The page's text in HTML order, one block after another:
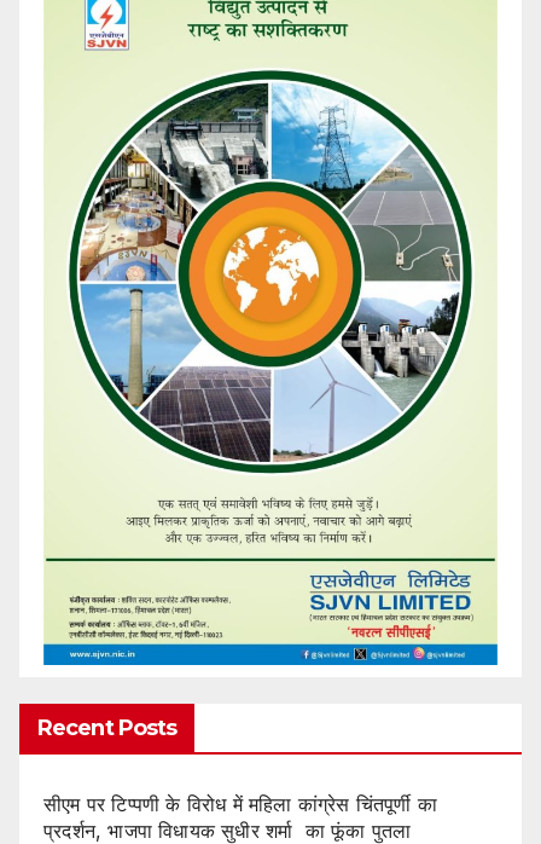
Recent Posts
सीएम पर टिप्पणी के विरोध में महिला कांग्रेस चिंतपूर्णी का
प्रदर्शन, भाजपा विधायक सुधीर शर्मा का फूंका पुतला